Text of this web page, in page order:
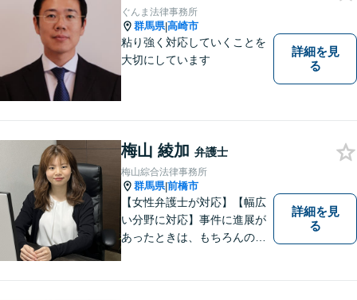
ぐんま法律事務所
群馬県|高崎市
粘り強く対応していくことを
大切にしています
詳細を見
る
梅山 綾加 弁護士
梅山綜合法律事務所
群馬県|前橋市
【女性弁護士が対応】【幅広
い分野に対応】事件に進展が
あったときは、もちろんのこ
詳細を見
る